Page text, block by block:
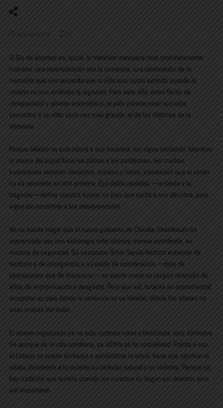
noviembre 3, 2025 0
El Día de Muertos es, quizá, la tradición mexicana más profundamente
humana: una reconciliación con la ausencia, una celebración de la
memoria que nos recuerda que la vida solo cobra sentido cuando la
muerte no nos arrebata la dignidad. Pero este año, entre flores de
cempasúchil y altares encendidos, el país parece mirar con ojos
cansados a un altar cada vez más grande: el de las víctimas de la
violencia.
Porque México no solo honra a sus muertos: los sigue contando. Mientras
el aroma del copal llena las plazas y los panteones, las madres
buscadoras recorren desiertos, montes y fosas, intentando que el olvido
no se convierta en otro entierro. Esa doble realidad —la fiesta y la
tragedia— define nuestra época: un país que canta a sus difuntos, pero
sigue sin encontrar a los desaparecidos.
No se puede negar que el nuevo gobierno de Claudia Sheinbaum ha
comenzado con una estrategia más técnica, menos estridente, en
materia de seguridad. Su secretario Omar García Harfuch entiende de
territorio y de inteligencia, y su estilo de coordinación —más de
operaciones que de discursos— se siente como un respiro después de
años de improvisación y desgaste. Pero aun así, la tarea es monumental:
recuperar un país donde la violencia no se herede, donde los altares no
sean mapas del dolor.
El crimen organizado ya no solo controla rutas o territorios, sino símbolos.
Se apropia de la vida cotidiana, se infiltra en la normalidad. Frente a eso,
el Estado no puede limitarse a administrar la crisis: tiene que cambiar el
relato, devolverle a la muerte su carácter natural y no violento. Porque no
hay tradición que resista cuando los muertos no llegan por destino, sino
por impunidad.